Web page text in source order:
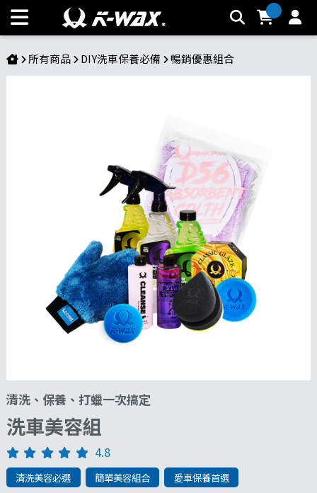
洗車美容組 | K-WAX台灣汽車美容材料
所有商品 DIY洗車保養必備 暢銷優惠組合
清洗、保養、打蠟一次搞定
洗車美容組
4.8
清洗美容必選 簡單美容組合 愛車保養首選